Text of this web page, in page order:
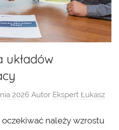
układów
2026 Autor Ekspert Łukasz
należy wzrostu